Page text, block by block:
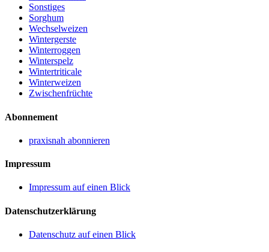
Sonstiges
Sorghum
Wechselweizen
Wintergerste
Winterroggen
Winterspelz
Wintertriticale
Winterweizen
Zwischenfrüchte
Abonnement
praxisnah abonnieren
Impressum
Impressum auf einen Blick
Datenschutzerklärung
Datenschutz auf einen Blick